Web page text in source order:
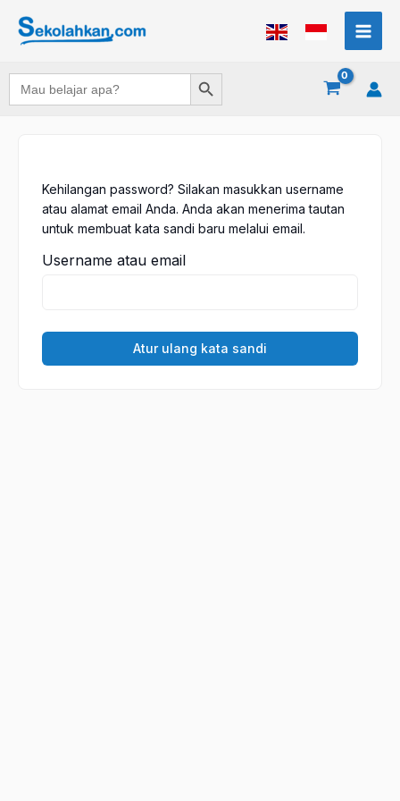
Search
for:
Search Button
Kehilangan password? Silakan masukkan username
atau alamat email Anda. Anda akan menerima tautan
untuk membuat kata sandi baru melalui email.
Username atau email
Atur ulang kata sandi